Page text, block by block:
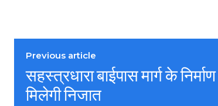
Previous article
सहस्त्रधारा बाईपास मार्ग के
मिलेगी निजात